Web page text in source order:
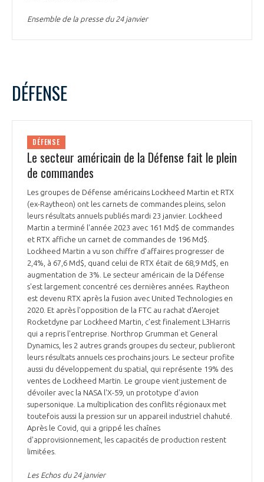
Ensemble de la presse du 24 janvier
DÉFENSE
DÉFENSE
Le secteur américain de la Défense fait le plein
de commandes
Les groupes de Défense américains Lockheed Martin et RTX
(ex-Raytheon) ont les carnets de commandes pleins, selon
leurs résultats annuels publiés mardi 23 janvier. Lockheed
Martin a terminé l'année 2023 avec 161 Md$ de commandes
et RTX affiche un carnet de commandes de 196 Md$.
Lockheed Martin a vu son chiffre d’affaires progresser de
2,4%, à 67,6 Md$, quand celui de RTX était de 68,9 Md$, en
augmentation de 3%. Le secteur américain de la Défense
s'est largement concentré ces dernières années. Raytheon
est devenu RTX après la fusion avec United Technologies en
2020. Et après l'opposition de la FTC au rachat d'Aerojet
Rocketdyne par Lockheed Martin, c'est finalement L3Harris
qui a repris l'entreprise. Northrop Grumman et General
Dynamics, les 2 autres grands groupes du secteur, publieront
leurs résultats annuels ces prochains jours. Le secteur profite
aussi du développement du spatial, qui représente 19% des
ventes de Lockheed Martin. Le groupe vient justement de
dévoiler avec la NASA l'X-59, un prototype d'avion
supersonique. La multiplication des conflits régionaux met
toutefois aussi la pression sur un appareil industriel chahuté.
Après le Covid, qui a grippé les chaînes
d'approvisionnement, les capacités de production restent
limitées.
Les Echos du 24 janvier